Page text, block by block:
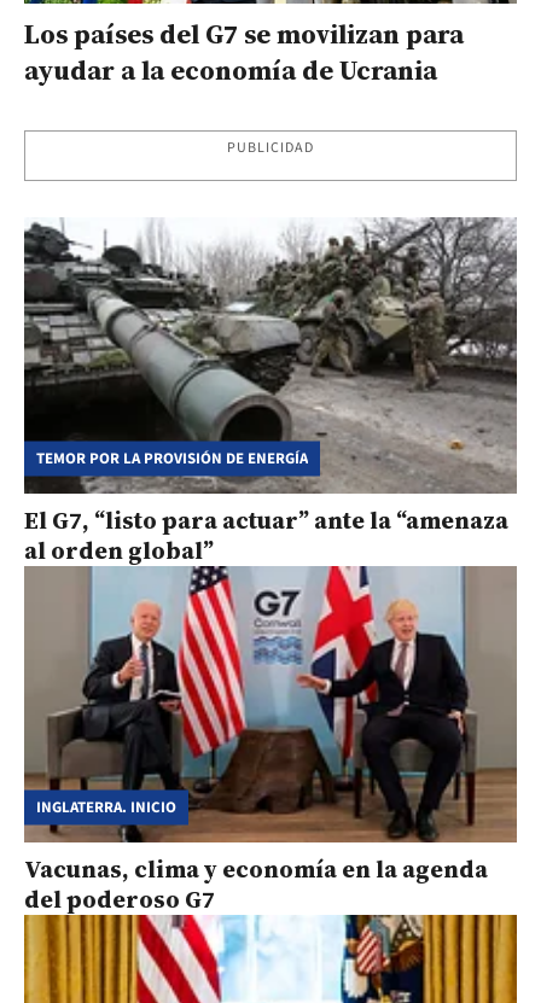
Los países del G7 se movilizan para
ayudar a la economía de Ucrania
PUBLICIDAD
TEMOR POR LA PROVISIÓN DE ENERGÍA
El G7, “listo para actuar” ante la “amenaza
al orden global”
INGLATERRA. INICIO
Vacunas, clima y economía en la agenda
del poderoso G7